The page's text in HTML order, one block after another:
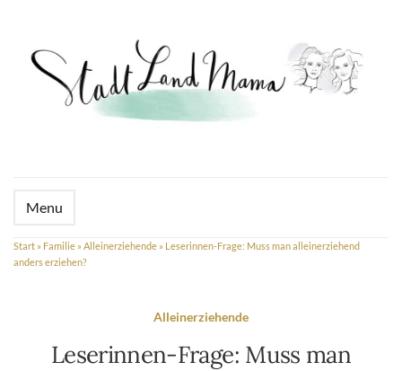
Menu
Start » Familie » Alleinerziehende » Leserinnen-Frage: Muss man alleinerziehend
anders erziehen?
Alleinerziehende
Leserinnen-Frage: Muss man